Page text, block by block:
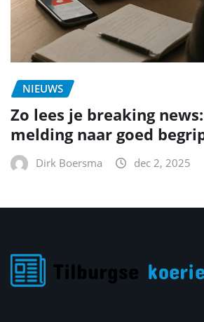
NIEUWS
Zo lees je breaking
melding naar goed
Dirk Boersma dec 2, 2025